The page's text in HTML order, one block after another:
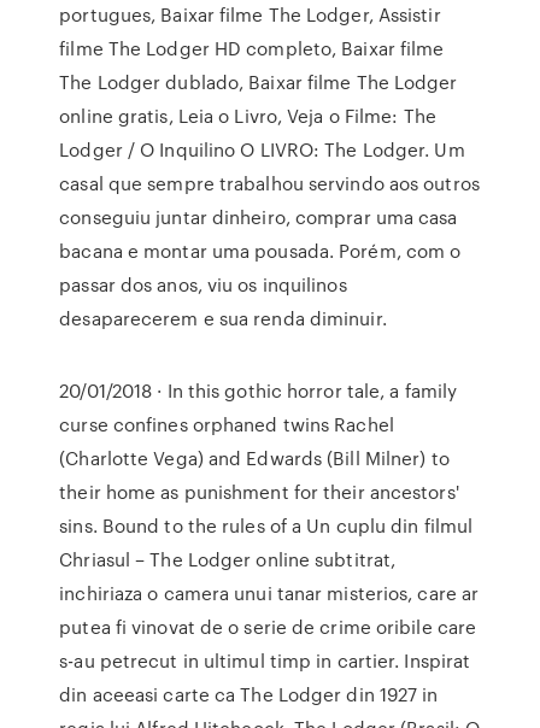
portugues, Baixar filme The Lodger, Assistir
filme The Lodger HD completo, Baixar filme
The Lodger dublado, Baixar filme The Lodger
online gratis, Leia o Livro, Veja o Filme: The
Lodger / O Inquilino O LIVRO: The Lodger. Um
casal que sempre trabalhou servindo aos outros
conseguiu juntar dinheiro, comprar uma casa
bacana e montar uma pousada. Porém, com o
passar dos anos, viu os inquilinos
desaparecerem e sua renda diminuir.
20/01/2018 · In this gothic horror tale, a family
curse confines orphaned twins Rachel
(Charlotte Vega) and Edwards (Bill Milner) to
their home as punishment for their ancestors'
sins. Bound to the rules of a Un cuplu din filmul
Chriasul – The Lodger online subtitrat,
inchiriaza o camera unui tanar misterios, care ar
putea fi vinovat de o serie de crime oribile care
s-au petrecut in ultimul timp in cartier. Inspirat
din aceeasi carte ca The Lodger din 1927 in